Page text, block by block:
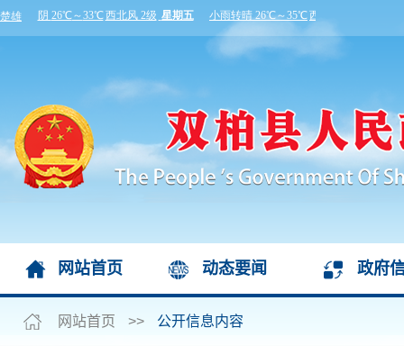
网站首页 动态要闻 政府
网站首页 >> 公开信息内容